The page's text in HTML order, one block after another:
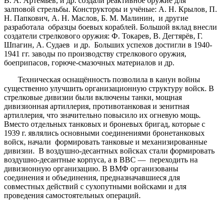
залповой стрельбы. Конструкторы и учёные: А. Н. Крылов, П.
Н. Папкович, А. Н. Маслов, Б. М. Малинин, и другие
разработала образцы боевых кораблей. Большой вклад внесли
создатели стрелкового оружия: Ф. Токарев, В. Дегтярёв, Г.
Шпагин, А. Судаев и др. Больших успехов достигли в 1940-
1941 гг. заводы по производству стрелкового оружия,
боеприпасов, горюче-смазочных материалов и др.
Техническая оснащённость позволила в канун войны
существенно улучшить организационную структуру войск. В
стрелковые дивизии были включены танки, мощная
дивизионная артиллерия, противотанковая и зенитная
артиллерия, что значительно повысило их огневую мощь.
Вместо отдельных танковых и броневых бригад, которые с
1939 г. являлись основными соединениями бронетанковых
войск, начали формировать танковые и механизированные
дивизии. В воздушно-десантных войсках стали формировать
воздушно-десантные корпуса, а в ВВС — переходить на
дивизионную организацию. В ВМФ организованы
соединения и объединения, предназначавшиеся для
совместных действий с сухопутными войсками и для
проведения самостоятельных операций.